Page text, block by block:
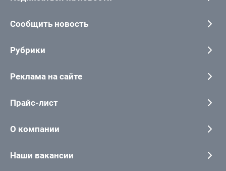
Сообщить новость
Рубрики
Реклама на сайте
Прайс-лист
О компании
Наши вакансии